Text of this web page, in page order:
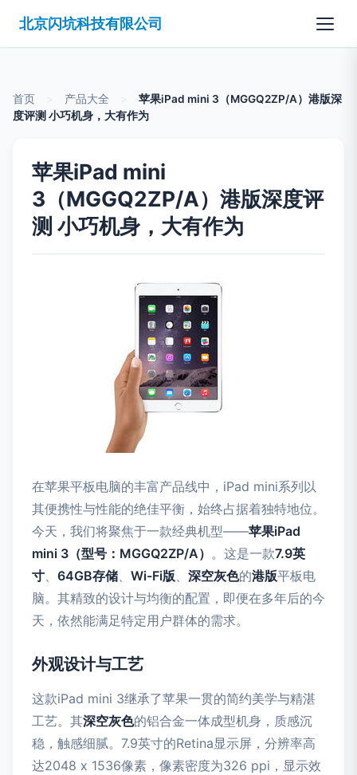
北京闪坑科技有限公司
首页 产品大全
苹果iPad mini 3（MGGQ2ZP/A）港版深
度评测 小巧机身，大有作为
苹果iPad mini
3（MGGQ2ZP/A）港版深度评
测 小巧机身，大有作为
在苹果平板电脑的丰富产品线中，iPad mini系列以
其便携性与性能的绝佳平衡，始终占据着独特地位。
今天，我们将聚焦于一款经典机型——苹果iPad
mini 3（型号：MGGQ2ZP/A） 。这是一款7.9英
寸、 64GB存储、 Wi-Fi版、 深空灰色的港版平板电
脑。其精致的设计与均衡的配置，即便在多年后的今
天，依然能满足特定用户群体的需求。
外观设计与工艺
这款iPad mini 3继承了苹果一贯的简约美学与精湛
工艺。其深空灰色的铝合金一体成型机身，质感沉
稳，触感细腻。7.9英寸的Retina显示屏，分辨率高
达2048 x 1536像素，像素密度为326 ppi，显示效